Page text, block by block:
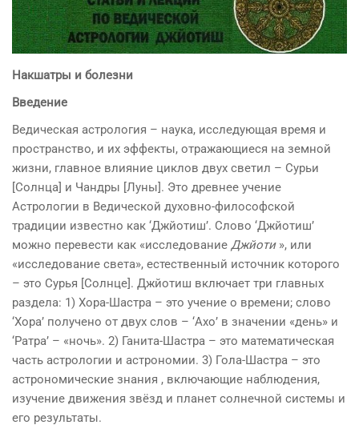
Накшатры и болезни
Введение
Ведическая астрология – наука, исследующая время и
пространство, и их эффекты, отражающиеся на земной
жизни, главное влияние циклов двух светил – Сурьи
[Солнца] и Чандры [Луны]. Это древнее учение
Астрологии в Ведической духовно-философской
традиции известно как ‘Джйотиш’. Слово ‘Джйотиш’
можно перевести как «исследование Джйоти», или
«исследование света», естественный источник которого
– это Сурья [Солнце]. Джйотиш включает три главных
раздела: 1) Хора-Шастра – это учение о времени; слово
‘Хора’ получено от двух слов – ‘Ахо’ в значении «день» и
‘Ратра’ – «ночь». 2) Ганита-Шастра – это математическая
часть астрологии и астрономии. 3) Гола-Шастра – это
астрономические знания , включающие наблюдения,
изучение движения звёзд и планет солнечной системы и
его результаты.